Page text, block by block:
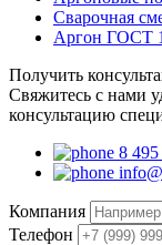
Сварочная
Аргон ГОСТ
Получить
Свяжитесь с нами
консультацию
8
Компания
Телефон